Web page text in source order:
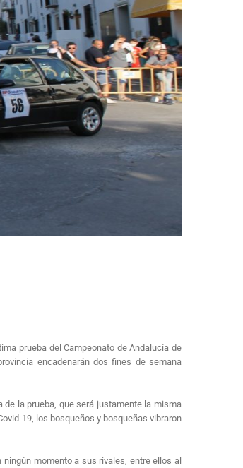
prueba del Campeonato de Andalucía de
encadenarán dos fines de semana
de la prueba, que será justamente la misma
19, los bosqueños y bosqueñas vibraron
momento a sus rivales, entre ellos al